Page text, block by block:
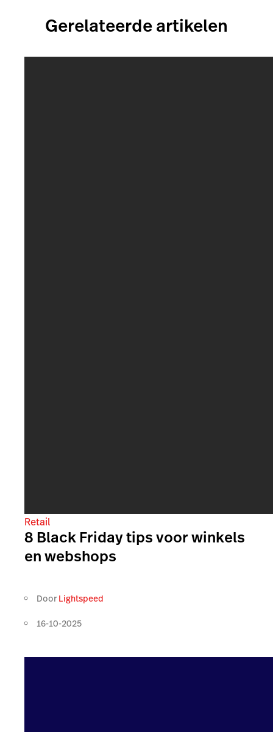
Gerelateerde artikelen
Retail
8 Black Friday tips voor winkels
en webshops
Door Lightspeed
16-10-2025